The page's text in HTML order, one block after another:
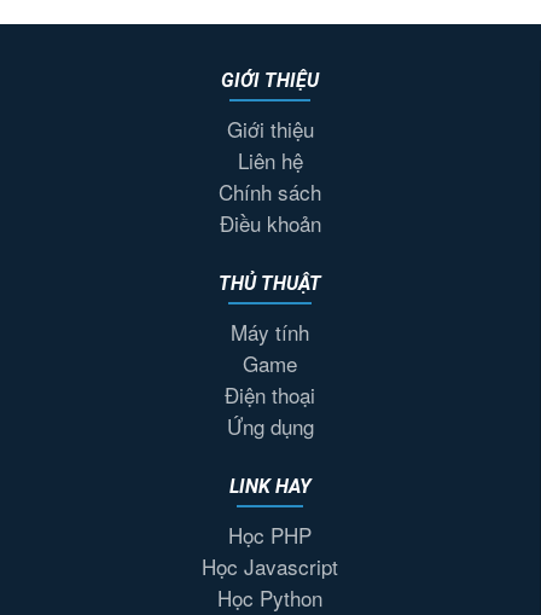
GIỚI THIỆU
Giới thiệu
Liên hệ
Chính sách
Điều khoản
THỦ THUẬT
Máy tính
Game
Điện thoại
Ứng dụng
LINK HAY
Học PHP
Học Javascript
Học Python